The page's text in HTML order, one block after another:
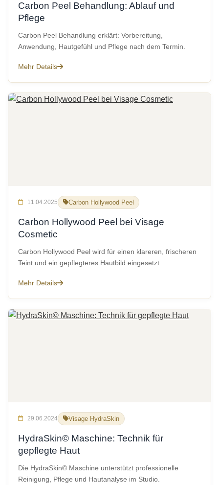
Carbon Peel Behandlung: Ablauf und
Pflege
Carbon Peel Behandlung erklärt: Vorbereitung,
Anwendung, Hautgefühl und Pflege nach dem Termin.
Mehr Details
11.04.2025 Carbon Hollywood Peel
Carbon Hollywood Peel bei Visage
Cosmetic
Carbon Hollywood Peel wird für einen klareren, frischeren
Teint und ein gepflegteres Hautbild eingesetzt.
Mehr Details
29.06.2024 Visage HydraSkin
HydraSkin© Maschine: Technik für
gepflegte Haut
Die HydraSkin© Maschine unterstützt professionelle
Reinigung, Pflege und Hautanalyse im Studio.